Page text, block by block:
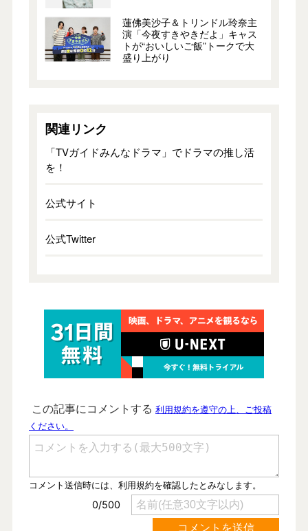
蓮佛美沙子＆トリンドル玲奈主
演「今夜すきやきだよ」キャス
トが“おいしいご飯”トークで大
盛り上がり
関連リンク
「TVガイドみんなドラマ」でドラマの推し活
を！
公式サイト
公式Twitter